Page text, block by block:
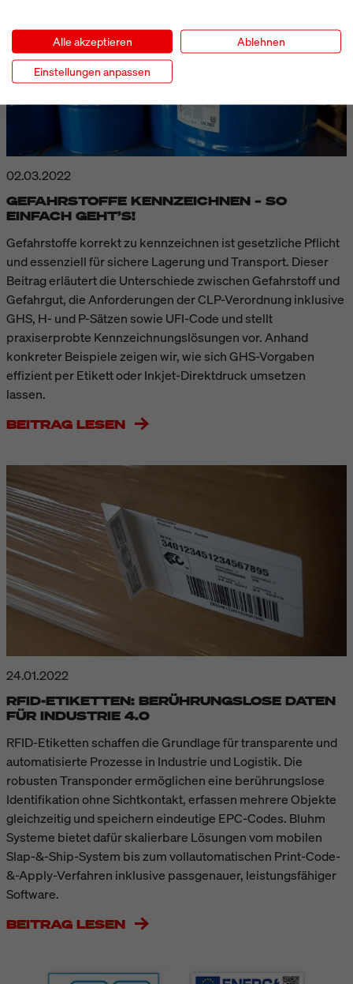
02.03.2022
GEFAHRSTOFFE KENNZEICHNEN – SO
EINFACH GEHT’S!
Gefahrstoffe korrekt zu kennzeichnen ist gesetzliche Pflicht
und essenziell für sichere Lagerung und Transport. Dieser
Beitrag erläutert die Unterschiede zwischen Gefahrstoff und
Gefahrgut, die Anforderungen der CLP-Verordnung inklusive
GHS, H- und P-Sätzen sowie UFI-Code und stellt
praxiserprobte Kennzeichnungslösungen vor. Anhand
konkreter Beispiele zeigen wir, wie sich GHS-Vorgaben
effizient per Etikett oder Inkjet-Direktdruck umsetzen
lassen.
BEITRAG LESEN
24.01.2022
RFID-ETIKETTEN: BERÜHRUNGSLOSE DATEN
FÜR INDUSTRIE 4.0
RFID-Etiketten schaffen die Grundlage für transparente und
automatisierte Prozesse in Industrie und Logistik. Die
robusten Transponder ermöglichen eine berührungslose
Identifikation ohne Sichtkontakt, erfassen mehrere Objekte
gleichzeitig und speichern eindeutige EPC-Codes. Bluhm
Systeme bietet dafür skalierbare Lösungen vom mobilen
Slap-&-Ship-System bis zum vollautomatischen Print-Code-
&-Apply-Verfahren inklusive passgenauer, leistungsfähiger
Software.
BEITRAG LESEN
Alle akzeptieren Ablehnen
Einstellungen anpassen